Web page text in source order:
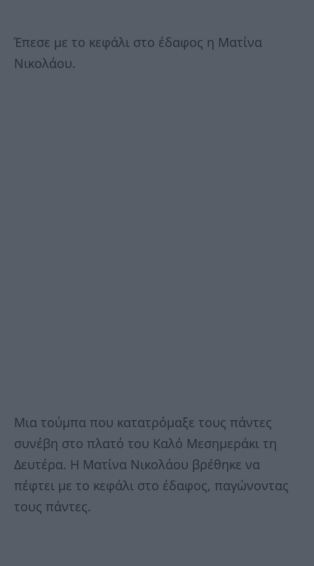
Έπεσε με το κεφάλι στο έδαφος η Ματίνα
Νικολάου.
Μια τούμπα που κατατρόμαξε τους πάντες
συνέβη στο πλατό του Καλό Μεσημεράκι τη
Δευτέρα. Η Ματίνα Νικολάου βρέθηκε να
πέφτει με το κεφάλι στο έδαφος, παγώνοντας
τους πάντες.